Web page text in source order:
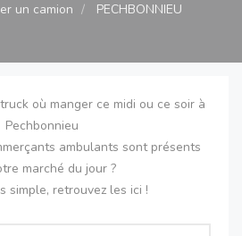
un camion PECHBONNIEU
où manger ce midi ou ce soir à
Pechbonnieu
ambulants sont présents
marché du jour ?
simple, retrouvez les ici !